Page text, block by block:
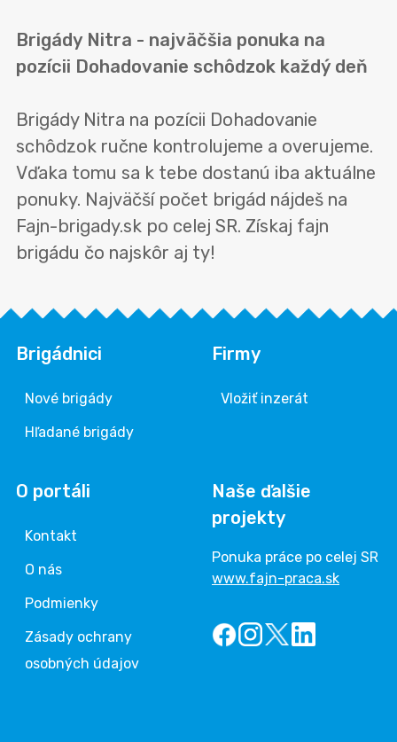
Brigády Nitra - najväčšia ponuka na
pozícii Dohadovanie schôdzok každý deň
Brigády Nitra na pozícii Dohadovanie
schôdzok ručne kontrolujeme a overujeme.
Vďaka tomu sa k tebe dostanú iba aktuálne
ponuky. Najväčší počet brigád nájdeš na
Fajn-brigady.sk po celej SR. Získaj fajn
brigádu čo najskôr aj ty!
Brigádnici
Nové brigády
Hľadané brigády
Firmy
Vložiť inzerát
O portáli
Kontakt
O nás
Podmienky
Zásady ochrany
osobných údajov
Naše ďalšie
projekty
Ponuka práce po celej SR
www.fajn-praca.sk